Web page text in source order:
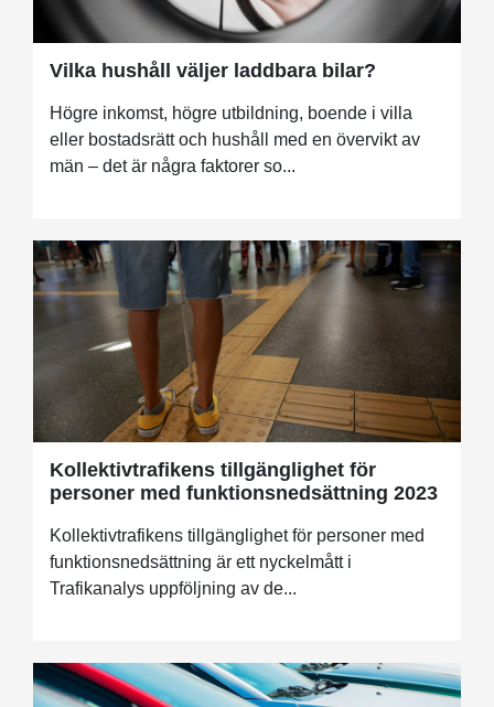
Vilka hushåll väljer laddbara bilar?
Högre inkomst, högre utbildning, boende i villa
eller bostadsrätt och hushåll med en övervikt av
män – det är några faktorer so...
Kollektivtrafikens tillgänglighet för
personer med funktionsnedsättning 2023
Kollektivtrafikens tillgänglighet för personer med
funktionsnedsättning är ett nyckelmått i
Trafikanalys uppföljning av de...